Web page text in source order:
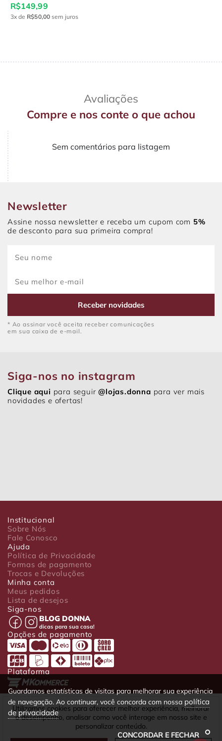
R$149,99
3x de R$50,00sem juros
Avaliações
Compre e nos conte o que achou
Sem comentários para listagem
Newsletter
Assine nossa newsletter e receba um cupom com 5%
de desconto para sua primeira compra!
Receber novidades
* Ao assinar você aceita receber comunicações
em sua caixa de e-mail.
Siga-nos no instagram
Clique aqui para seguir@lojas.donna para ver mais
novidades e ofertas!
Institucional
Sobre Nós
Fale Conosco
Ajuda
Política de Privacidade
Formas de pagamento
Trocas e Devoluções
Minha conta
Meus pedidos
Lista de desejos
Siga-nos
BLOG DONNA
dicas para sua casa!
Opções de pagamento
Plataforma
Luxo Comércio de Presentes Ltda. Av. João Gualberto, 1758 - CEP
80030-001 - Curitiba - PR
CNPJ: 22.245.892/0001-23 - Inscrição Estadual 90699488-79 -
Utilizamos cookies para oferecer melhor experiência, melhorar
o desempenho, analisar como você interage em nosso site e
personalizar conteúdo.
Guardamos estatísticas de visitas para melhorar sua experiência
de navegação. Ao continuar, você concorda com nossa política
de privacidade
CONCORDAR E FECHAR